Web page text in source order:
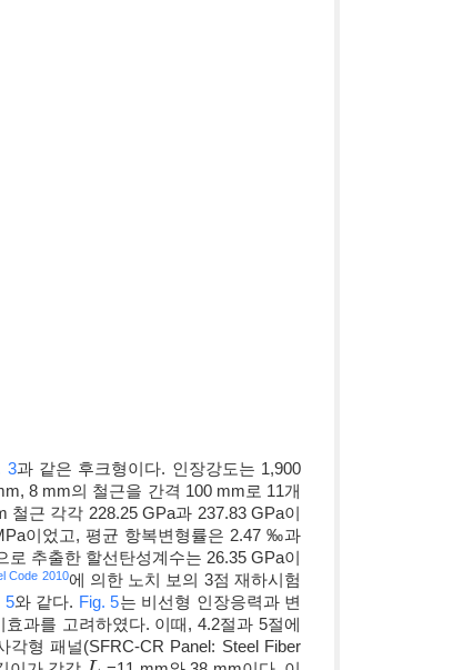
3과 같은 후크형이다. 인장강도는 1,900
8 mm의 철근을 간격 100 mm로 11개
근 각각 228.25 GPa과 237.83 GPa이
이었고, 평균 항복변형률은 2.47 ‰과
추출한 할선탄성계수는 26.35 GPa이
Code 2010에 의한 노치 보의 3점 재하시험
5와 같다. Fig. 5는 비선형 인장응력과 변
과를 고려하였다. 이때, 4.2절과 5절에
형 패널(SFRC-CR Panel: Steel Fiber